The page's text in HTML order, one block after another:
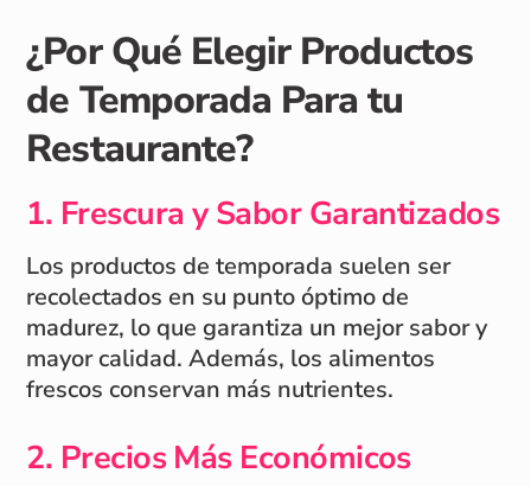
¿Por Qué Elegir Productos
de Temporada Para tu
Restaurante?
1. Frescura y Sabor Garantizados
Los productos de temporada suelen ser
recolectados en su punto óptimo de
madurez, lo que garantiza un mejor sabor y
mayor calidad. Además, los alimentos
frescos conservan más nutrientes.
2. Precios Más Económicos